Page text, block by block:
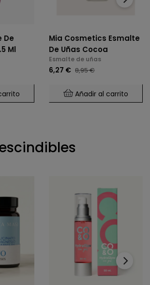
De
Ml
Mia Cosmetics Esmalte
De Uñas Cocoa
Esmalte de uñas
6,27 € 8,95 €
Añadir al carrito
›